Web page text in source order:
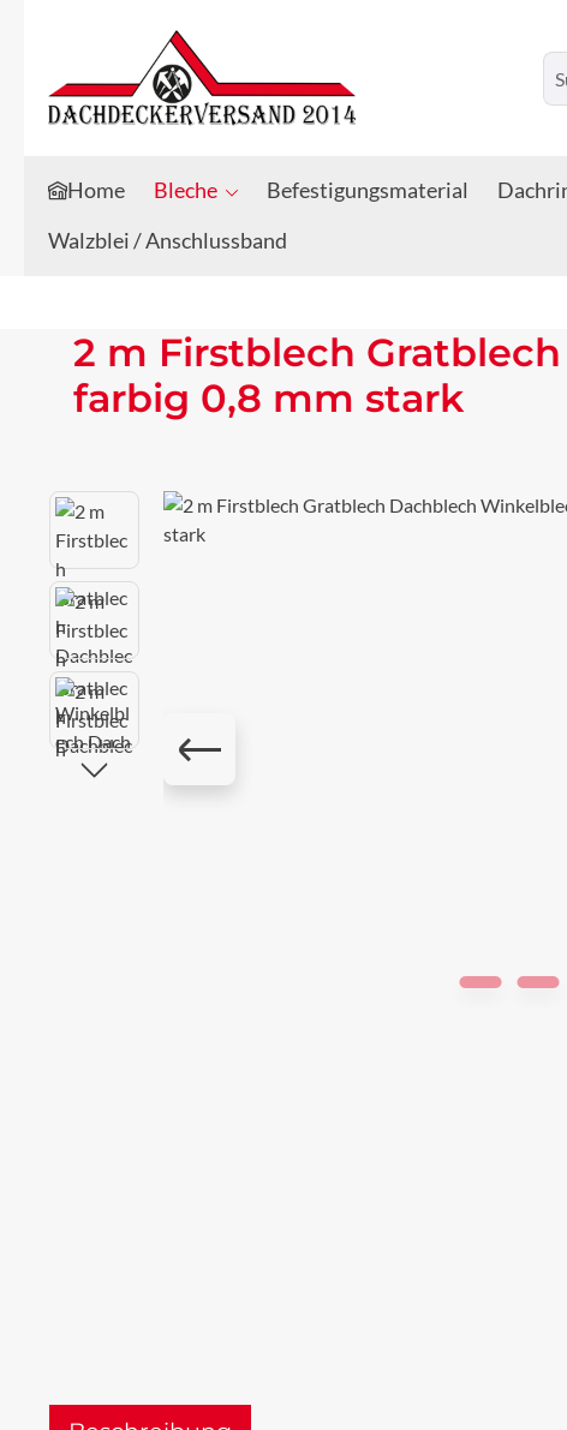
Zum Hauptinhalt springen
Zur Suche springen
Home Bleche Befestigungsmaterial
Walzblei / Anschlussband
2 m Firstblech
farbig 0,8 mm stark
Bildergalerie überspringen